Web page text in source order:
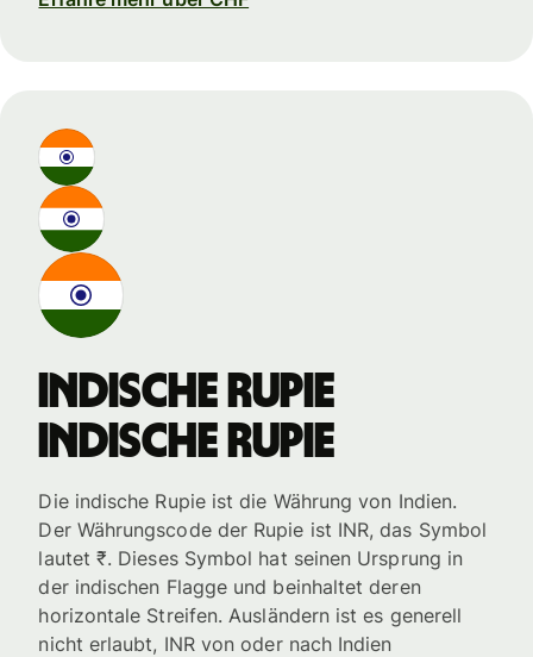
indische Rupie
indische Rupie
Die indische Rupie ist die Währung von Indien.
Der Währungscode der Rupie ist INR, das Symbol
lautet ₹. Dieses Symbol hat seinen Ursprung in
der indischen Flagge und beinhaltet deren
horizontale Streifen. Ausländern ist es generell
nicht erlaubt, INR von oder nach Indien